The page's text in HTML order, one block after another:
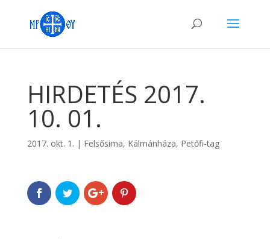
HIRDETÉS 2017.
10. 01.
2017. okt. 1. | Felsősima, Kálmánháza, Petőfi-tag